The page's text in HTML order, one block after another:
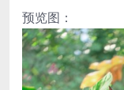
预览图：